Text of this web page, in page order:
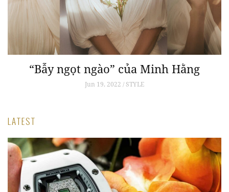
“Bẫy ngọt ngào” của Minh Hằng
Jun 19, 2022 / STYLE
LATEST